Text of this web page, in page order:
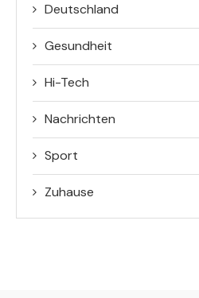
Deutschland
Gesundheit
Hi-Tech
Nachrichten
Sport
Zuhause